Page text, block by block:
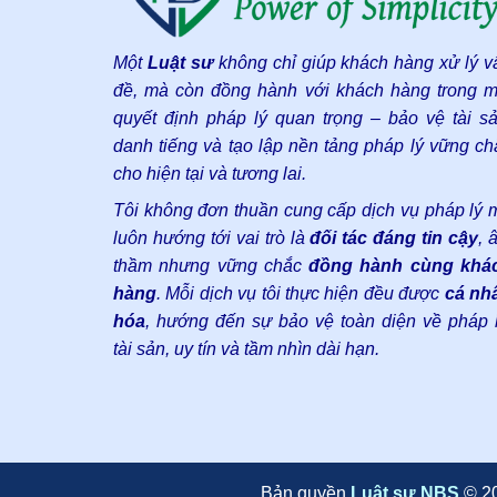
Một Luật sưkhông chỉ giúp khách hàng xử lý
đề, mà còn đồng hành với khách hàng trong
quyết định pháp lý quan trọng – bảo vệ tài
danh tiếng và tạo lập nền tảng pháp lý vững
cho hiện tại và tương lai.
Tôi không đơn thuần cung cấp dịch vụ pháp lý
luôn hướng tới vai trò làđối tác đáng tin cậy,
thầm nhưng vững chắcđồng hành cùng
hàng. Mỗi dịch vụ tôi thực hiện đều được cá
hóa, hướng đến sự bảo vệ toàn diện về pháp
tài sản, uy tín và tầm nhìn dài hạn.
Bản quyền Luật sư NBS ©